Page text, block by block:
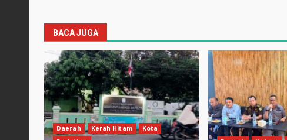
BACA JUGA
Daerah Kerah Hitam
Kota